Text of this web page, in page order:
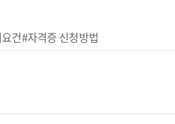
건#자격증 신청방법